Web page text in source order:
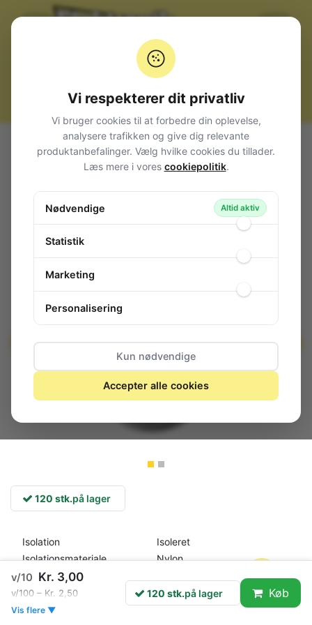
Alle produkter Kabler, stik og adaptere
Kabeltilbehør
Spade / Ring / Gaffel
Ringstik
Terminal Ring 5,3mm. Gul (for 0,2-0,5#)
Terminal Ring 5,3mm. Gul (for 0,2-0,5#)
120 stk.på lager
Isolation
Isoleret
Isolationsmateriale
Nylon
Udvendig ringdiameter
Indvendig ringdiameter
5.3mm
Min. lederstørrelse mm2
0.2mm²
v/10 Kr. 3,00
v/100 – Kr. 2,50
Vis flere ▼
120 stk.på lager Køb
Vi respekterer dit privatliv
Vi bruger cookies til at forbedre din oplevelse,
analysere trafikken og give dig relevante
produktanbefalinger. Vælg hvilke cookies du tillader.
Læs mere i vores cookiepolitik.
Nødvendige Altid aktiv
Statistik
Marketing
Personalisering
Kun nødvendige
Accepter alle cookies